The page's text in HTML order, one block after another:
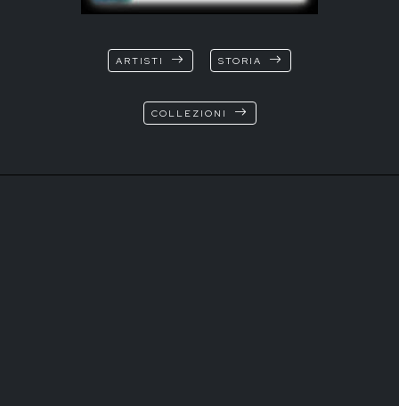
ARTISTI STORIA
COLLEZIONI